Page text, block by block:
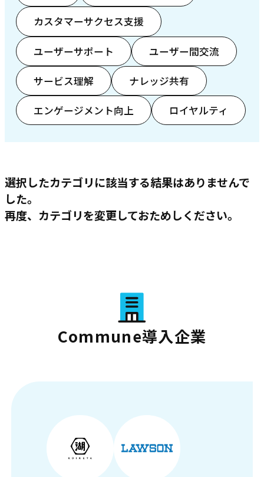
カスタマーサクセス支援
ユーザーサポート ユーザー間交流
サービス理解 ナレッジ共有
エンゲージメント向上 ロイヤルティ
選択したカテゴリに該当する結果はありませんで
した。
再度、カテゴリを変更しておためしください。
Commune導入企業